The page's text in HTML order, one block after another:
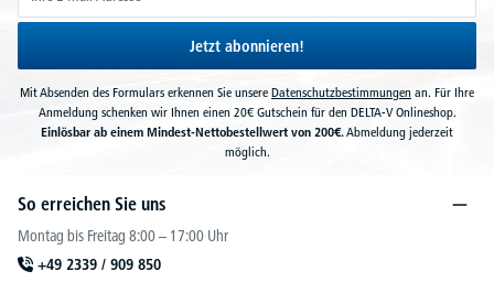
Jetzt abonnieren!
Mit Absenden des Formulars erkennen Sie unsere Datenschutzbestimmungen an. Für Ihre
Anmeldung schenken wir Ihnen einen 20€ Gutschein für den DELTA-V Onlineshop.
Einlösbar ab einem Mindest-Nettobestellwert von 200€.Abmeldung jederzeit
möglich.
So erreichen Sie uns
Montag bis Freitag 8:00 – 17:00 Uhr
+49 2339 / 909 850